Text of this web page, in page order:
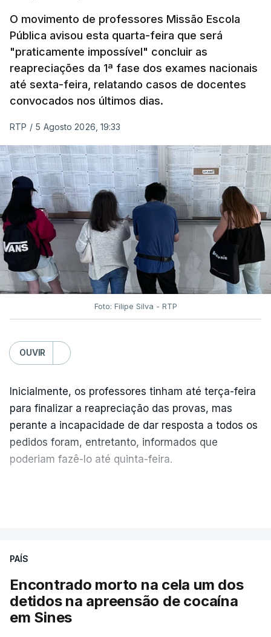
O movimento de professores Missão Escola
Pública avisou esta quarta-feira que será
"praticamente impossível" concluir as
reapreciações da 1ª fase dos exames nacionais
até sexta-feira, relatando casos de docentes
convocados nos últimos dias.
RTP / 5 Agosto 2026, 19:33
Foto: Filipe Silva - RTP
OUVIR
Inicialmente, os professores tinham até terça-feira
para finalizar a reapreciação das provas, mas
perante a incapacidade de dar resposta a todos os
pedidos foram, entretanto, informados que
poderiam fazê-lo até quinta-feira.
No domingo, estavam concluídos cerca de 50 por
cento dos mais de 20 mil pedidos de reapreciação,
mas Cristina Mota, porta-voz da Missão Escola
Pública, tem dúvidas de que o processo esteja
PAÍS
Encontrado morto na cela um dos
detidos na apreensão de cocaína
em Sines